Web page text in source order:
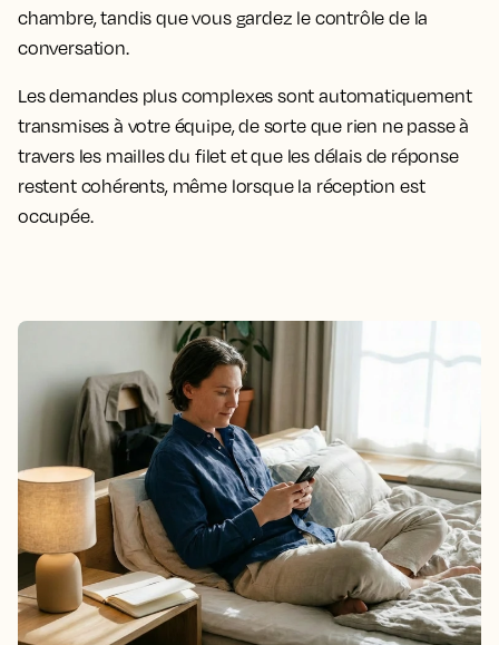
chambre, tandis que vous gardez le contrôle de la
conversation.
Les demandes plus complexes sont automatiquement
transmises à votre équipe, de sorte que rien ne passe à
travers les mailles du filet et que les délais de réponse
restent cohérents, même lorsque la réception est
occupée.